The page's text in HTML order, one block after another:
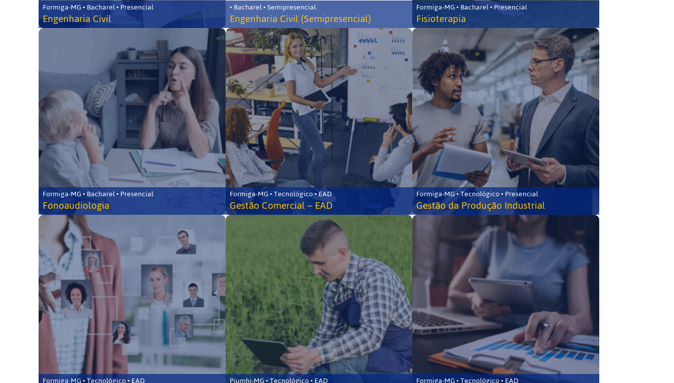
Formiga-MG • Bacharel • Presencial
Engenharia Civil
• Bacharel • Semipresencial
Engenharia Civil (Semipresencial)
Formiga-MG • Bacharel • Presencial
Fisioterapia
Formiga-MG • Bacharel • Presencial
Fonoaudiologia
Formiga-MG • Tecnológico • EAD
Gestão Comercial – EAD
Formiga-MG • Tecnológico • Presencial
Gestão da Produção Industrial